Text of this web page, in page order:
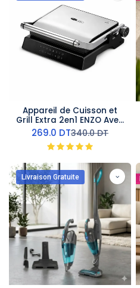
Appareil de Cuisson et
Grill Extra 2en1 ENZO Avec
afficheur 2200 W
269.0 DT340.0DT
Livraison Gratuite